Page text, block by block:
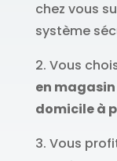
chez vous
système
2. Vous
en magasin
domicile à
3. Vous